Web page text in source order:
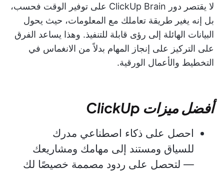
لا يقتصر دور ClickUp Brain على توفير الوقت فحسب،
بل إنه يغير طريقة تعاملك مع المعلومات، حيث يحول
البيانات الهائلة إلى رؤى قابلة للتنفيذ. وهذا يساعد الفرق
على التركيز على إنجاز المهام بدلاً من الانغماس في
التخطيط والأعمال الورقية.
أفضل ميزات ClickUp
احصل على ذكاء اصطناعي مدرك
للسياق ومستند إلى مهامك ومشاريعك
— لتحصل على ردود مصممة خصيصًا لك